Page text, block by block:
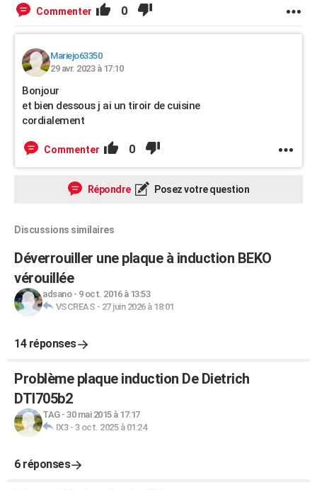
Commenter 0
Mariejo63350
29 avr. 2023 à 17:10
Bonjour
et bien dessous j ai un tiroir de cuisine
cordialement
Commenter 0
Répondre Posez votre question
Discussions similaires
Déverrouiller une plaque à induction BEKO
vérouillée
adsano- 9 oct. 2016 à 13:53
VSCREAS - 27 juin 2026 à 18:01
14 réponses
Problème plaque induction De Dietrich
DTI705b2
TAG- 30 mai 2015 à 17:17
IX3- 3 oct. 2025 à 01:24
6 réponses